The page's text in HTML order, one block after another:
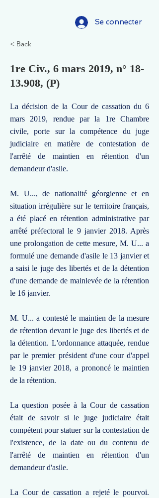
Se connecter
< Back
1re Civ., 6 mars 2019, n° 18-
13.908, (P)
La décision de la Cour de cassation du 6
mars 2019, rendue par la 1re Chambre
civile, porte sur la compétence du juge
judiciaire en matière de contestation de
l'arrêté de maintien en rétention d'un
demandeur d'asile.
M. U..., de nationalité géorgienne et en
situation irrégulière sur le territoire français,
a été placé en rétention administrative par
arrêté préfectoral le 9 janvier 2018. Après
une prolongation de cette mesure, M. U... a
formulé une demande d'asile le 13 janvier et
a saisi le juge des libertés et de la détention
d'une demande de mainlevée de la rétention
le 16 janvier.
M. U... a contesté le maintien de la mesure
de rétention devant le juge des libertés et de
la détention. L'ordonnance attaquée, rendue
par le premier président d'une cour d'appel
le 19 janvier 2018, a prononcé le maintien
de la rétention.
La question posée à la Cour de cassation
était de savoir si le juge judiciaire était
compétent pour statuer sur la contestation de
l'existence, de la date ou du contenu de
l'arrêté de maintien en rétention d'un
demandeur d'asile.
La Cour de cassation a rejeté le pourvoi.